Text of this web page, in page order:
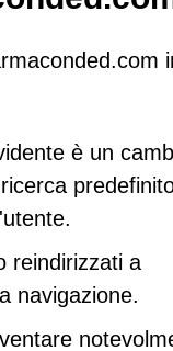
è un
reindirizzati a
navigazione.